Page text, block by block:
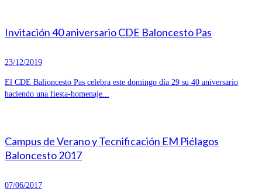
Invitación 40 aniversario CDE Baloncesto Pas
23/12/2019
El CDE Balioncesto Pas celebra este domingo día 29 su 40 aniversario
haciendo una fiesta-homenaje...
Campus de Verano y Tecnificación EM Piélagos
Baloncesto 2017
07/06/2017